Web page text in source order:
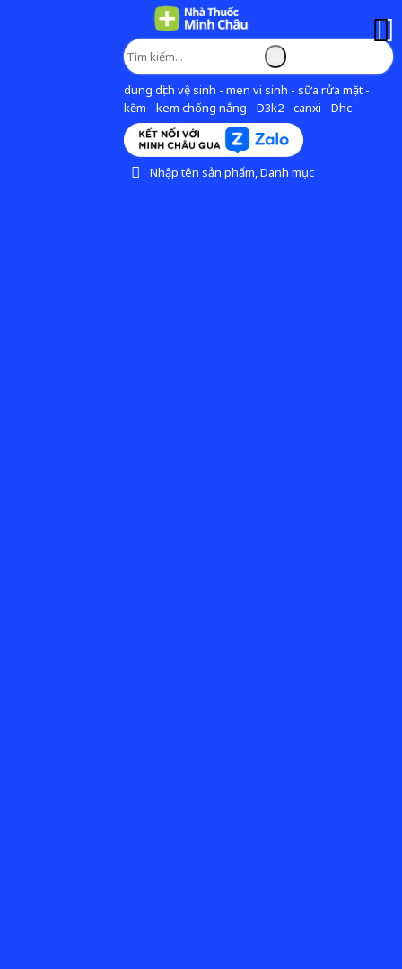
dung dịch vệ sinh - men vi sinh - sữa rửa mặt -
kẽm - kem chống nắng - D3k2 - canxi - Dhc
Nhập tên sản phẩm, Danh mục